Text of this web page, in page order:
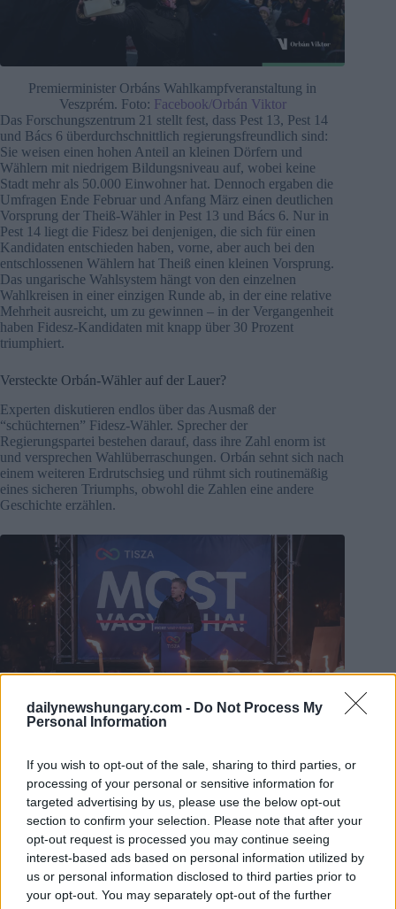
dailynewshungary.com - Do Not Process My
Personal Information
If you wish to opt-out of the sale, sharing to third parties, or
processing of your personal or sensitive information for
targeted advertising by us, please use the below opt-out
section to confirm your selection. Please note that after your
opt-out request is processed you may continue seeing
interest-based ads based on personal information utilized by
us or personal information disclosed to third parties prior to
your opt-out. You may separately opt-out of the further
Premierminister Orbáns Wahlkampfveranstaltung in
Veszprém. Foto: Facebook/Orbán Viktor
Das Forschungszentrum 21 stellt fest, dass Pest 13, Pest 14
und Bács 6 überdurchschnittlich regierungsfreundlich sind:
Sie weisen einen hohen Anteil an kleinen Dörfern und
Wählern mit niedrigem Bildungsniveau auf, wobei keine
Stadt mehr als 50.000 Einwohner hat. Dennoch ergaben die
Umfragen Ende Februar und Anfang März einen deutlichen
Vorsprung der Theiß-Wähler in Pest 13 und Bács 6. Nur in
Pest 14 liegt die Fidesz bei denjenigen, die sich für einen
Kandidaten entschieden haben, vorne, aber auch bei den
entschlossenen Wählern hat Theiß einen kleinen Vorsprung.
Das ungarische Wahlsystem hängt von den einzelnen
Wahlkreisen in einer einzigen Runde ab, in der eine relative
Mehrheit ausreicht, um zu gewinnen – in der Vergangenheit
haben Fidesz-Kandidaten mit knapp über 30 Prozent
triumphiert.
Versteckte Orbán-Wähler auf der Lauer?
Experten diskutieren endlos über das Ausmaß der
“schüchternen” Fidesz-Wähler. Sprecher der
Regierungspartei bestehen darauf, dass ihre Zahl enorm ist
und versprechen Wahlüberraschungen. Orbán sehnt sich nach
einem weiteren Erdrutschsieg und rühmt sich routinemäßig
eines sicheren Triumphs, obwohl die Zahlen eine andere
Geschichte erzählen.
Foto:Facebook/Péter Magyar
Die jüngste landesweite Umfrage des 21 Research Centre
ergab einen Vorsprung von 8 Punkten in der
Gesamtbevölkerung und 14 Punkten bei den entschlossenen
Wählern der Parteien. Die Wahlbeteiligung wird auf 83
Prozent geschätzt – genug, um Mi Hazánk aus dem
Parlament zu verdrängen. Die Ergebnisse von Median waren
noch deutlicher: Bei einer Rekordbeteiligung von 89 Prozent